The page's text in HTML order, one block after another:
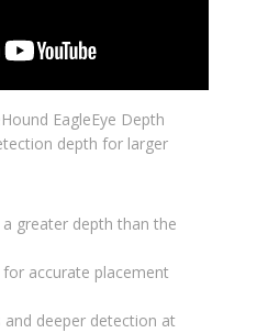
EagleEye Depth
depth for larger
greater depth than the
accurate placement
and deeper detection at